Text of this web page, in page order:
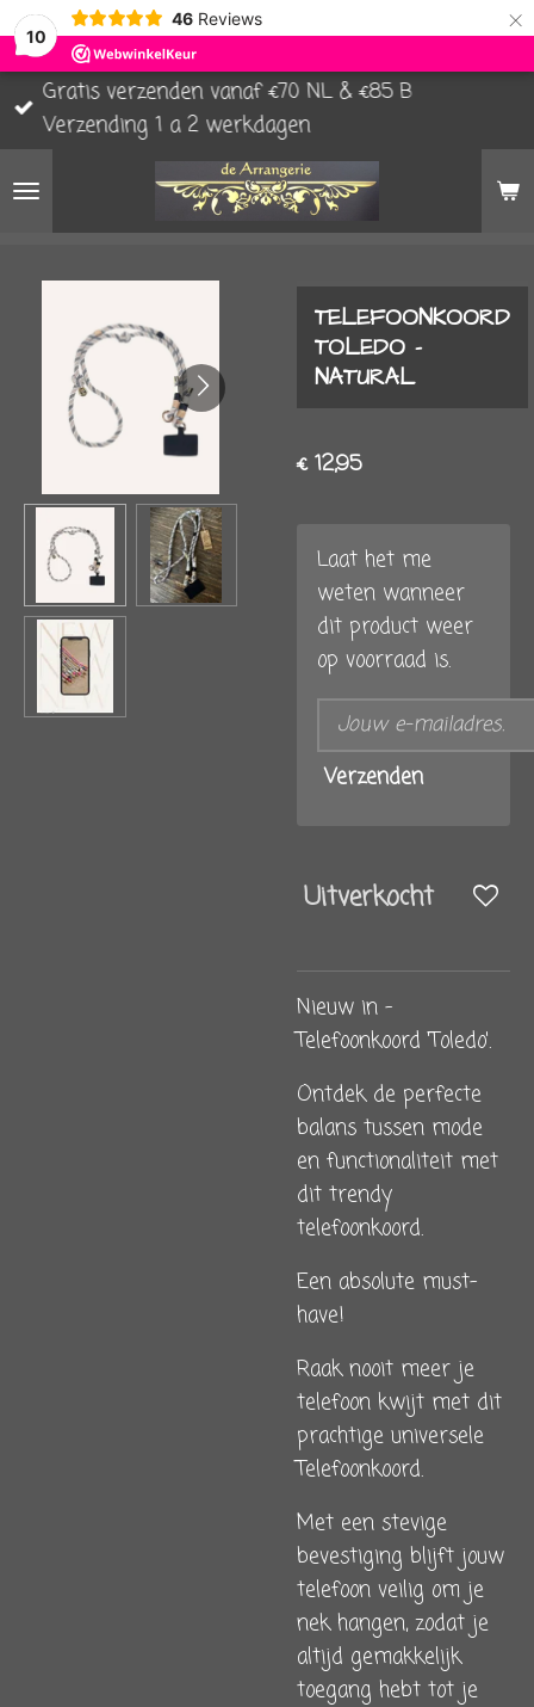
10
46 Reviews ×
Gratis verzenden vanaf €70 NL & €85 B
Verzending 1 a 2 werkdagen
TELEFOONKOORD
TOLEDO -
NATURAL
€ 12,95
Laat het me
weten wanneer
dit product weer
op voorraad is.
Verzenden
Uitverkocht
Nieuw in -
Telefoonkoord 'Toledo'.
Ontdek de perfecte
balans tussen mode
en functionaliteit met
dit trendy
telefoonkoord.
Een absolute must-
have!
Raak nooit meer je
telefoon kwijt met dit
prachtige universele
Telefoonkoord.
Met een stevige
bevestiging blijft jouw
telefoon veilig om je
nek hangen, zodat je
altijd gemakkelijk
toegang hebt tot je